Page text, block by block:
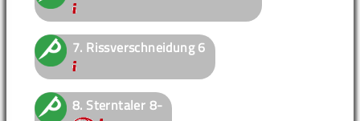
7. Rissverschneidung6
8. Sterntaler 8-